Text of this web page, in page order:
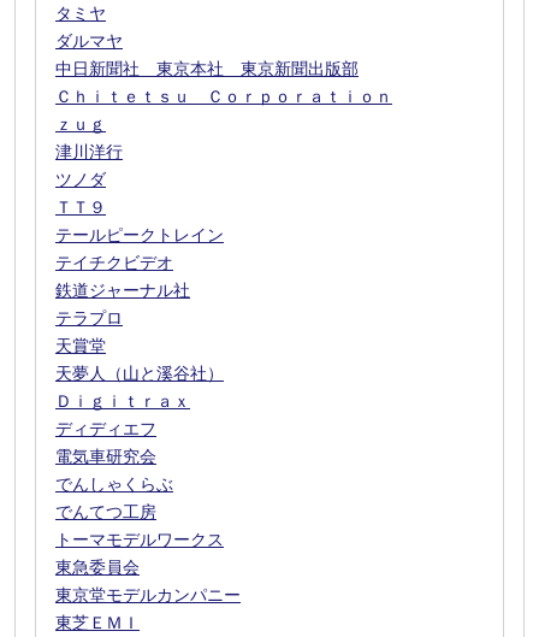
タミヤ
ダルマヤ
中日新聞社 東京本社 東京新聞出版部
Ｃｈｉｔｅｔｓｕ Ｃｏｒｐｏｒａｔｉｏｎ
ｚｕｇ
津川洋行
ツノダ
ＴＴ９
テールピークトレイン
テイチクビデオ
鉄道ジャーナル社
テラプロ
天賞堂
天夢人（山と溪谷社）
Ｄｉｇｉｔｒａｘ
ディディエフ
電気車研究会
でんしゃくらぶ
でんてつ工房
トーマモデルワークス
東急委員会
東京堂モデルカンパニー
東芝ＥＭＩ